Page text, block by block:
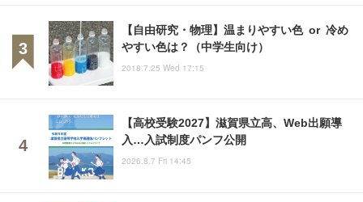
【自由研究・物理】温まりやすい色 or 冷め
やすい色は？（中学生向け）
2018.7.25 Wed 17:15
【高校受験2027】滋賀県立高、Web出願導
入…入試制度パンフ公開
2026.8.7 Fri 14:45